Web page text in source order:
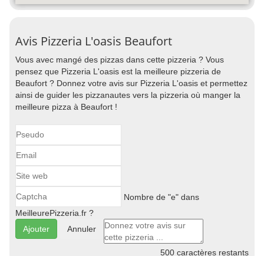
Avis Pizzeria L'oasis Beaufort
Vous avec mangé des pizzas dans cette pizzeria ? Vous
pensez que Pizzeria L'oasis est la meilleure pizzeria de
Beaufort ? Donnez votre avis sur Pizzeria L'oasis et permettez
ainsi de guider les pizzanautes vers la pizzeria où manger la
meilleure pizza à Beaufort !
Nombre de "e" dans
MeilleurePizzeria.fr ?
Annuler
500 caractères restants